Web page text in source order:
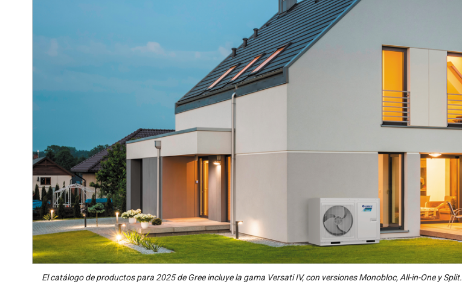
El catálogo de productos para 2025 de Gree incluye la gama Versati IV, con versiones Monobloc, All-in-One y Split.